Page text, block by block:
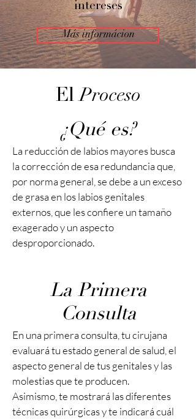
intereses
Más informácion
ElProceso
¿Qué es?
La reducción de labios mayores busca
la corrección de esa redundancia que,
por norma general, se debe a un exceso
de grasa en los labios genitales
externos, que les confiere un tamaño
exagerado y un aspecto
desproporcionado.
La Primera
Consulta
En una primera consulta, tu cirujana
evaluará tu estado general de salud, el
aspecto general de tus genitales y las
molestias que te producen.
Asimismo, te mostrará las diferentes
técnicas quirúrgicas y te indicará cuál